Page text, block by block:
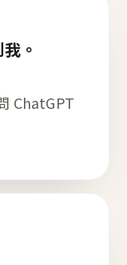
。
ChatGPT